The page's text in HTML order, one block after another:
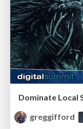
greggifford